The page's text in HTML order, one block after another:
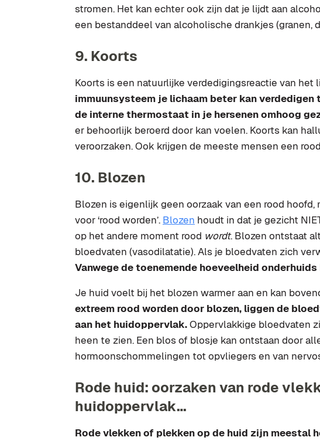
stromen. Het kan echter ook zijn dat je lijdt aan
een bestanddeel van alcoholische drankjes (granen,
9. Koorts
Koorts is een natuurlijke verdedigingsreactie van het
immuunsysteem je lichaam beter kan
de interne thermostaat in je hersenen omhoog
er behoorlijk beroerd door kan voelen. Koorts kan
veroorzaken. Ook krijgen de meeste mensen een
10. Blozen
Blozen is eigenlijk geen oorzaak van een rood
voor ‘rood worden’. Blozen houdt in dat je gezicht
op het andere moment rood wordt. Blozen ontstaat
bloedvaten (vasodilatatie). Als je bloedvaten zich
Vanwege de toenemende hoeveelheid
Je huid voelt bij het blozen warmer aan en kan
extreem rood worden door blozen, liggen de
aan het huidoppervlak.Oppervlakkige bloedvaten
heen te zien. Een blos of blosje kan ontstaan door
hormoonschommelingen tot opvliegers en van
Rode huid: oorzaken van rode
huidoppervlak…
Rode vlekken of plekken op de huid zijn meestal